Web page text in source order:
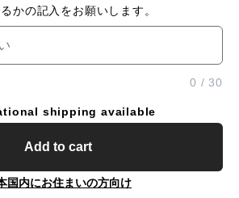
かの記入をお願いします。
0 / 30
shipping available
Add to cart
国内にお住まいの方向け